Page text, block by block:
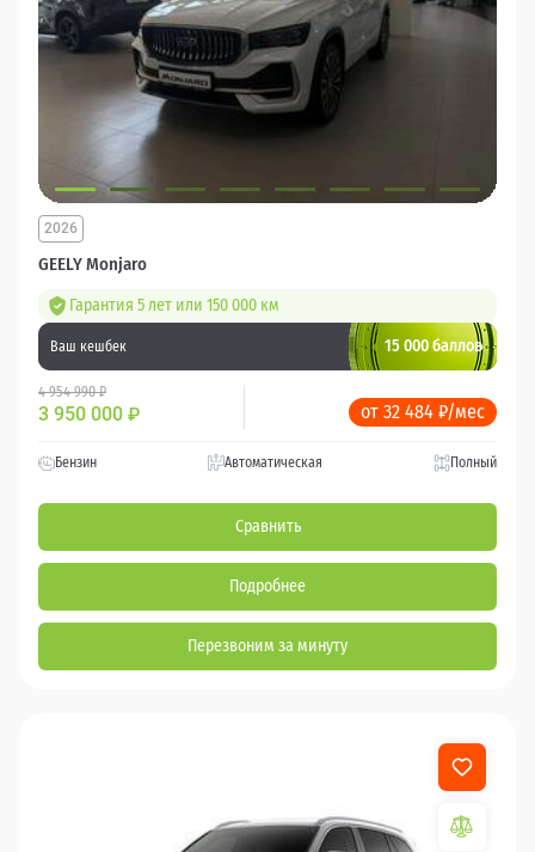
GEELY Monjaro
2026
Гарантия 5 лет или 150 000 км
Ваш кешбек 15 000 баллов
4 954 990 ₽
3 950 000 ₽ от 32 484 ₽/мес
Бензин Автоматическая Полный
Сравнить
Подробнее
Перезвоним за минуту